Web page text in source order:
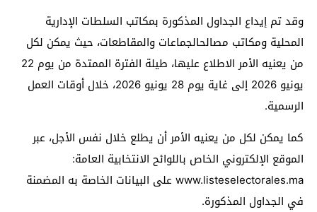
وقد تم إيداع الجداول المذكورة بمكاتب السلطات الإدارية
المحلية ومكاتب مصالحالجماعات والمقاطعات، حيث يمكن لكل
من يعنيه الأمر الاطلاع عليها، طيلة الفترة الممتدة من يوم 22
يونيو 2026 إلى غاية يوم 28 يونيو 2026، خلال أوقات العمل
الرسمية.
كما يمكن لكل من يعنيه الأمر أن يطلع خلال نفس الأجل، عبر
الموقع الإلكتروني الخاص باللوائح الانتخابية العامة:
www.listeselectorales.ma على البيانات الخاصة به المضمنة
في الجداول المذكورة.